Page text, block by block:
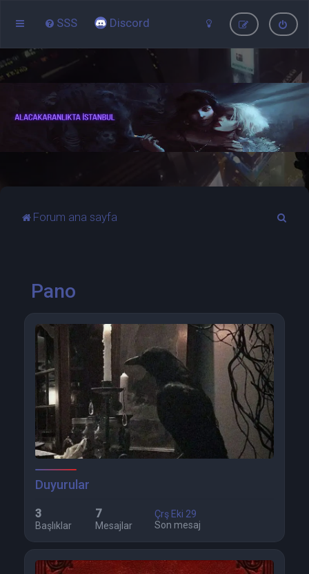
SSS Discord
Forum ana sayfa
Pano
Duyurular
3
Başlıklar
7
Mesajlar
Çrş Eki 29
Son mesaj